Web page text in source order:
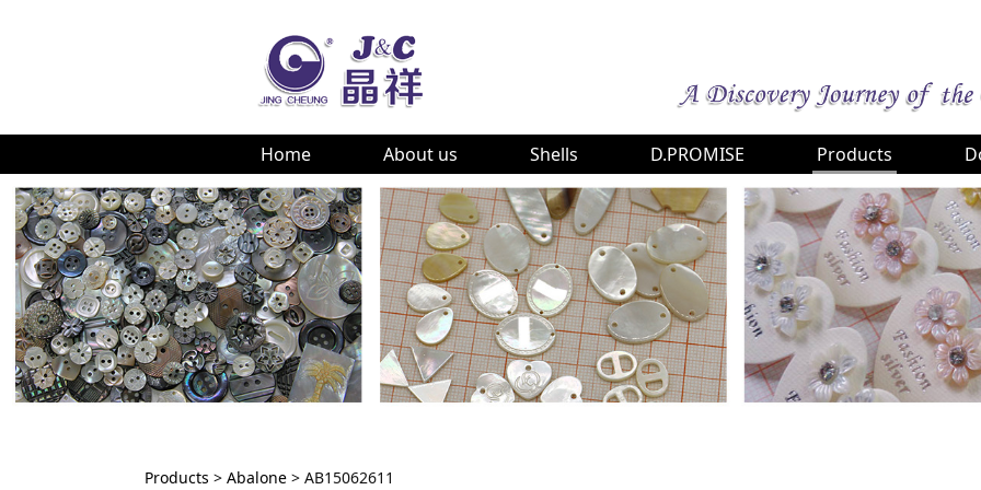
Home About us Shells D.PROMISE Products
Products > Abalone > AB15062611